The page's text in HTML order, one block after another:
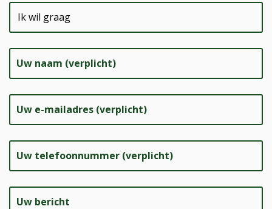
Uw naam (verplicht)
Uw e-mailadres (verplicht)
Uw telefoonnummer (verplicht)
Uw bericht